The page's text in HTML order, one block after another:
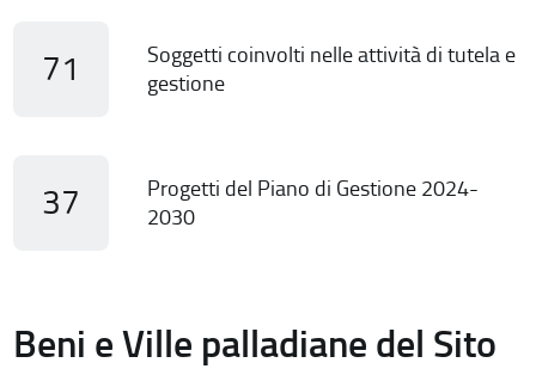
71
Soggetti coinvolti nelle attività di tutela e
gestione
37
Progetti del Piano di Gestione 2024-
2030
Beni e Ville palladiane del Sito